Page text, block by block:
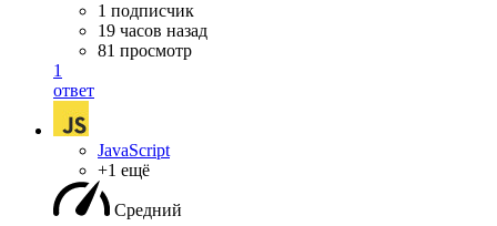
1 подписчик
19 часов назад
81 просмотр
1
ответ
JavaScript
+1 ещё
Средний